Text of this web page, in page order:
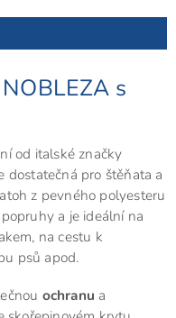
s
od italské značky
dostatečná pro štěňata a
z pevného polyesteru
a je ideální na
na cestu k
psů apod.
ochranu a